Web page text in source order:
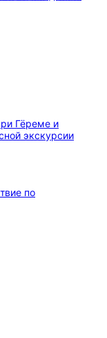
Гёреме и
экскурсии